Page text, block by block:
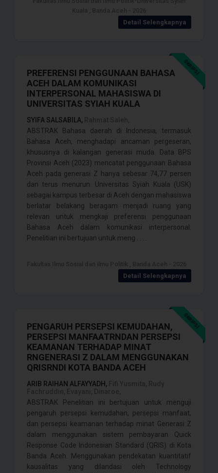
Detail Selengkapnya
SKRIPSI
PREFERENSI PENGGUNAAN BAHASA
ACEH DALAM KOMUNIKASI
INTERPERSONAL MAHASISWA DI
UNIVERSITAS SYIAH KUALA
SYIFA SALSABILA,
ABSTRAK Bahasa daerah di Indonesia, termasuk
Bahasa Aceh, menghadapi ancaman pergeseran,
khususnya di kalangan generasi muda. Data BPS
Provinsi Aceh (2023) mencatat penggunaan Bahasa
Aceh pada generasi Z hanya sebesar 74,77 persen
dan terus menurun. Universitas Syiah Kuala (USK)
sebagai kampus terbesar di Aceh dengan mahasiswa
berlatar belakang beragam menjadi ruang yang
relevan untuk mengkaji preferensi penggunaan
Bahasa Aceh dalam komunikasi interpersonal.
Penelitian ini bertujuan untuk meng . . . .
Detail Selengkapnya
SKRIPSI
PENGARUH PERSEPSI KEMUDAHAN,
PERSEPSI MANFAATRNDAN PERSEPSI
KEAMANAN TERHADAP MINAT
RNGENERASI Z DALAM MENGGUNAKAN
QRISRNDI KOTA BANDA ACEH
ARIB RAIHAN ALFAYYADH,
ABSTRAK Penelitian ini bertujuan untuk menguji
pengaruh persepsi kemudahan, persepsi manfaat,
dan persepsi keamanan terhadap minat Generasi Z
dalam menggunakan sistem pembayaran Quick
Response Code Indonesian Standard (QRIS) di Kota
Banda Aceh. Menggunakan pendekatan kuantitatif
kausalitas yang dilandasi oleh Technology